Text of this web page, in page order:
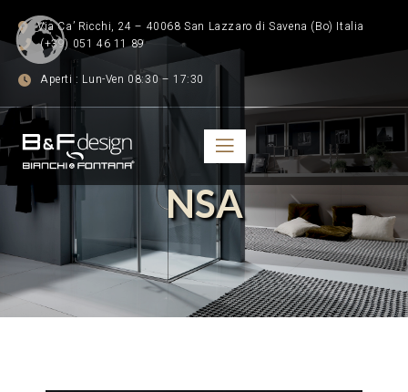
Via Ca’ Ricchi, 24 – 40068 San Lazzaro di Savena (Bo) Italia
(+39) 051 46 11 89
Aperti : Lun-Ven 08:30 – 17:30
NSA